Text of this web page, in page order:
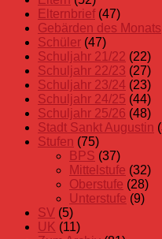
Elternbrief(47)
Gebärden des Monats
Schüler (47)
Schuljahr 21/22 (22)
Schuljahr 22/23 (27)
Schuljahr 23/24 (23)
Schuljahr 24/25 (44)
Schuljahr 25/26 (48)
Stadt Sankt Augustin
Stufen (75)
BPS (37)
Mittelstufe (32)
Oberstufe (28)
Unterstufe (9)
SV (5)
UK (11)